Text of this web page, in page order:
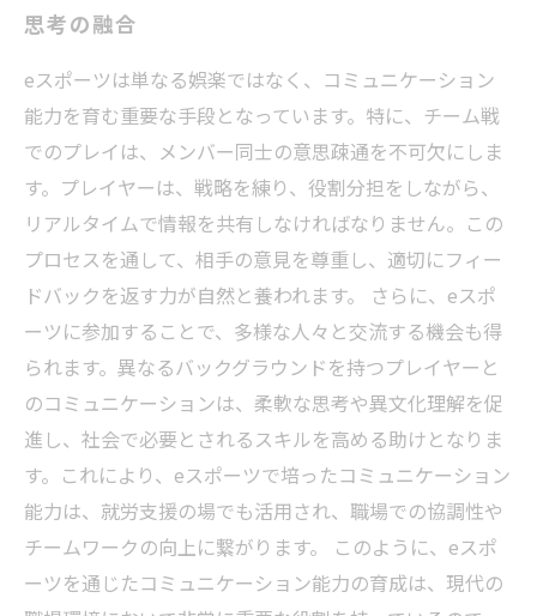
思考の融合
eスポーツは単なる娯楽ではなく、コミュニケーション
能力を育む重要な手段となっています。特に、チーム戦
でのプレイは、メンバー同士の意思疎通を不可欠にしま
す。プレイヤーは、戦略を練り、役割分担をしながら、
リアルタイムで情報を共有しなければなりません。この
プロセスを通して、相手の意見を尊重し、適切にフィー
ドバックを返す力が自然と養われます。 さらに、eスポ
ーツに参加することで、多様な人々と交流する機会も得
られます。異なるバックグラウンドを持つプレイヤーと
のコミュニケーションは、柔軟な思考や異文化理解を促
進し、社会で必要とされるスキルを高める助けとなりま
す。これにより、eスポーツで培ったコミュニケーション
能力は、就労支援の場でも活用され、職場での協調性や
チームワークの向上に繋がります。 このように、eスポ
ーツを通じたコミュニケーション能力の育成は、現代の